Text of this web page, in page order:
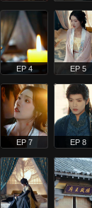
EP 4 EP 5
EP 7 EP 8